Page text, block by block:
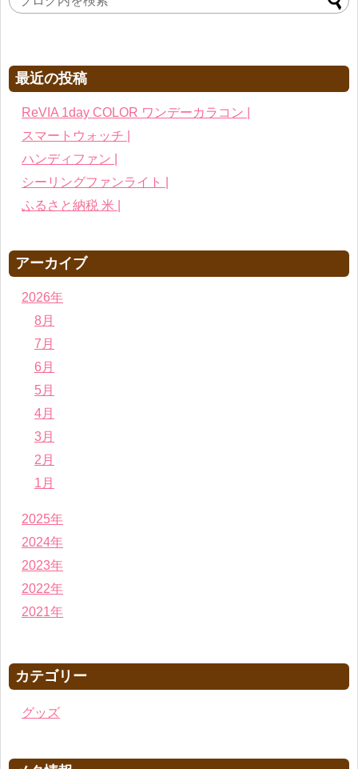
最近の投稿
ReVIA 1day COLOR ワンデーカラコン |
スマートウォッチ |
ハンディファン |
シーリングファンライト |
ふるさと納税 米 |
アーカイブ
2026年
8月
7月
6月
5月
4月
3月
2月
1月
2025年
2024年
2023年
2022年
2021年
カテゴリー
グッズ